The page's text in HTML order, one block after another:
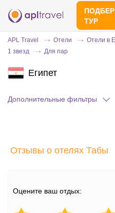
ТУР
Отправьте
APL Travel Отели Отели в
1 звезд
Для пар
Египет
Дополнительные фильтры
Отзывы о отелях Табы
Оцените ваш отдых: